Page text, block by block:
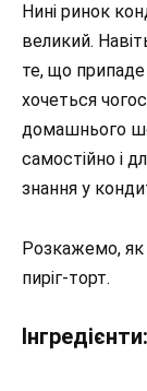
Нині ринок
великий.
те, що
хочеться
домашнього
самостійно і
знання у
Розкажемо, як
пиріг-торт.
Інгредієнти: